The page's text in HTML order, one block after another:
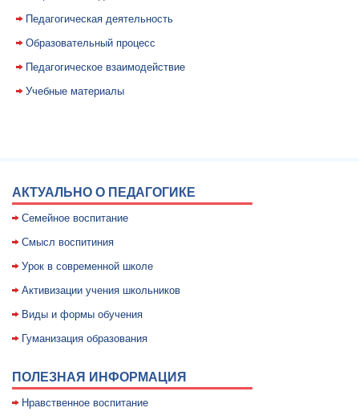
Педагогическая деятельность
Образовательный процесс
Педагогическое взаимодействие
Учебные материалы
АКТУАЛЬНО О ПЕДАГОГИКЕ
Семейное воспитание
Смысл воспитиния
Уpок в совpеменной школе
Активизации учения школьников
Виды и формы обучения
Гуманизация образования
ПОЛЕЗНАЯ ИНФОРМАЦИЯ
Нравственное воспитание